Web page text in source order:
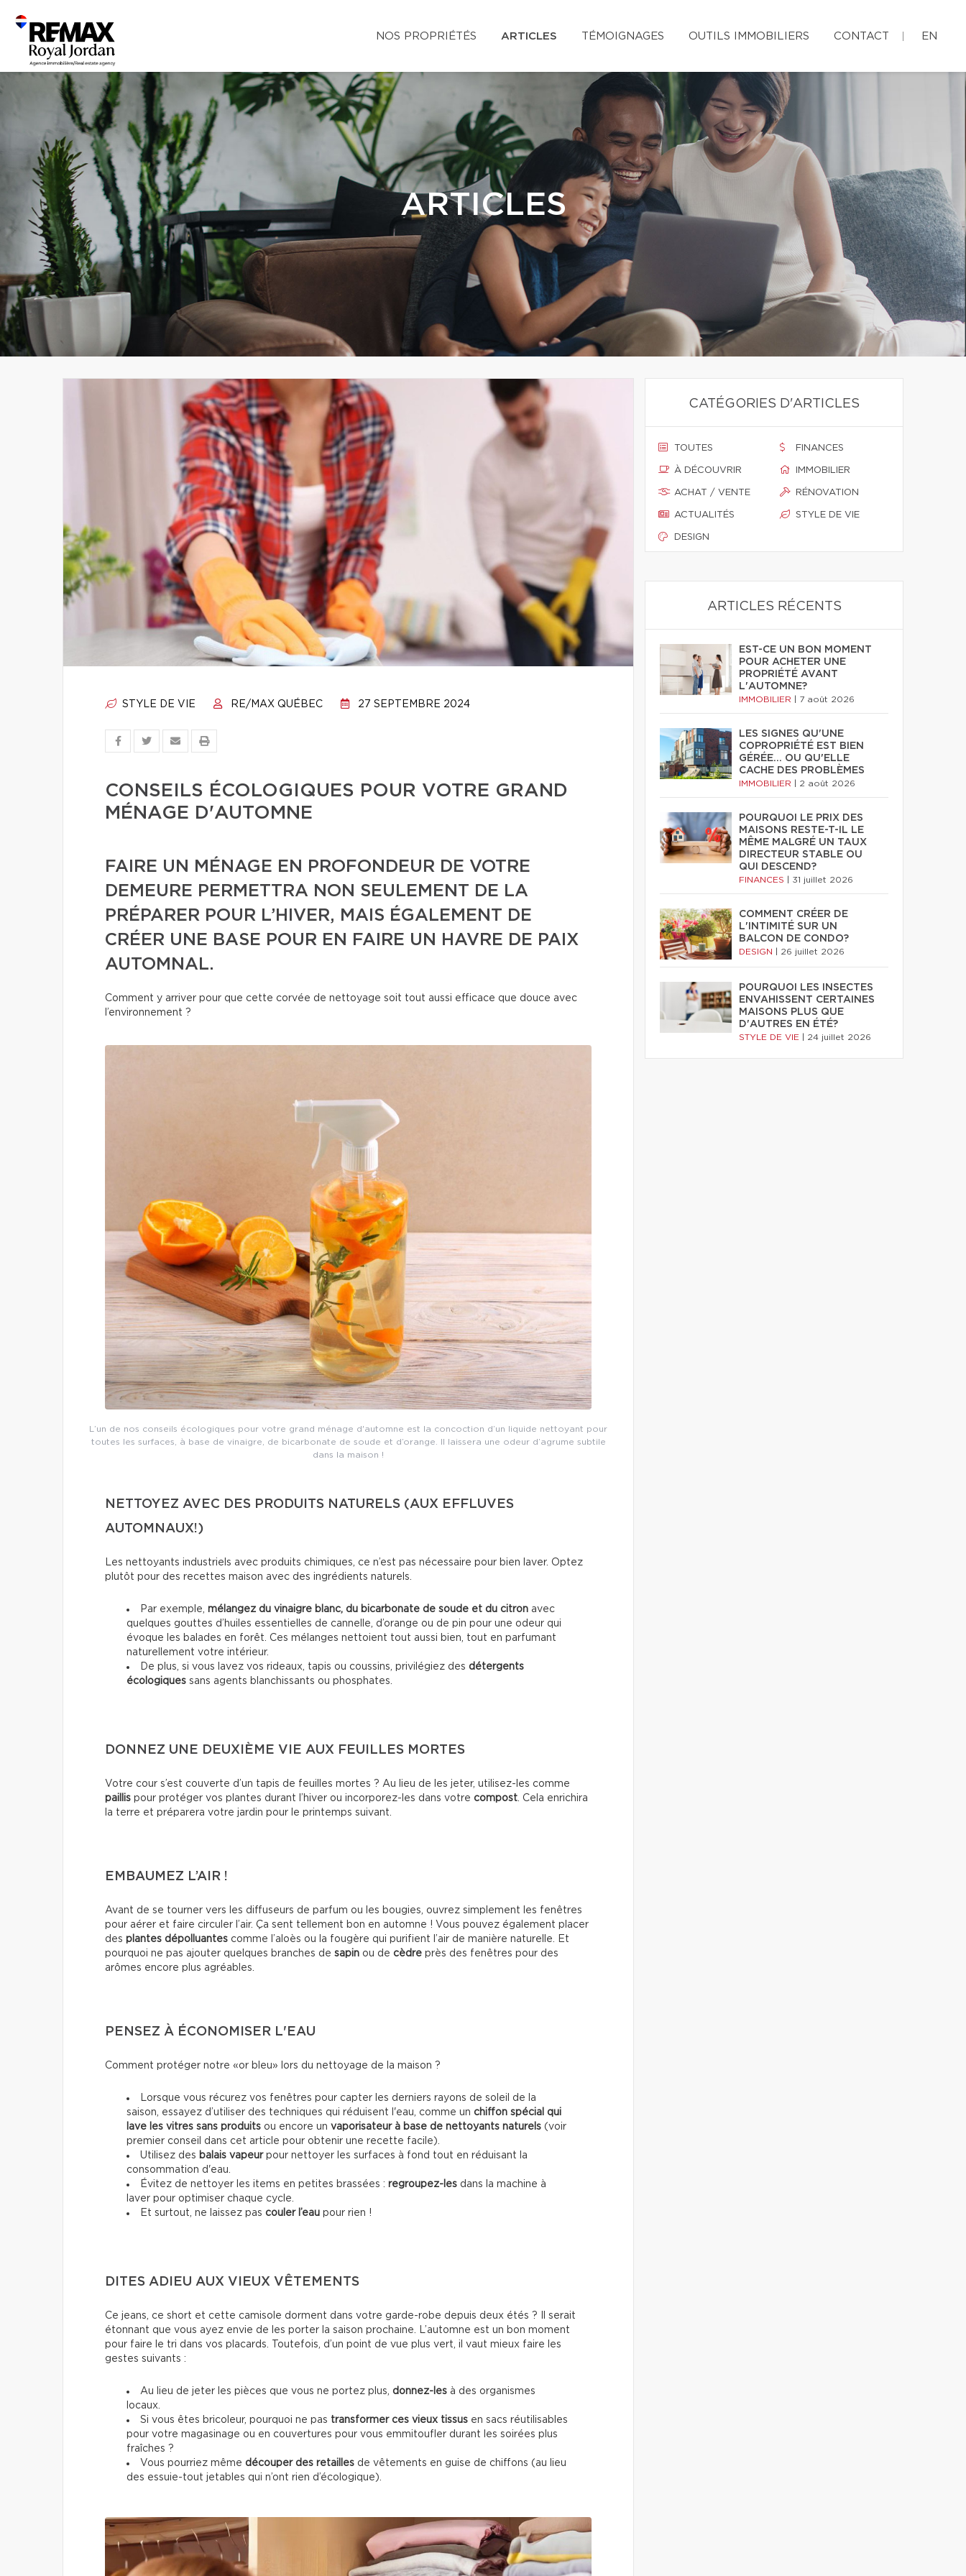
NOS PROPRIÉTÉS ARTICLES TÉMOIGNAGES OUTILS IMMOBILIERS CONTACT EN
ARTICLES
STYLE DE VIE RE/MAX QUÉBEC 27 SEPTEMBRE 2024
CONSEILS ÉCOLOGIQUES POUR VOTRE GRAND
MÉNAGE D'AUTOMNE
FAIRE UN MÉNAGE EN PROFONDEUR DE VOTRE
DEMEURE PERMETTRA NON SEULEMENT DE LA
PRÉPARER POUR L’HIVER, MAIS ÉGALEMENT DE
CRÉER UNE BASE POUR EN FAIRE UN HAVRE DE PAIX
AUTOMNAL.
Comment y arriver pour que cette corvée de nettoyage soit tout aussi efficace que douce avec
l’environnement ?
L’un de nos conseils écologiques pour votre grand ménage d'automne est la concoction d’un liquide nettoyant pour
toutes les surfaces, à base de vinaigre, de bicarbonate de soude et d’orange. Il laissera une odeur d’agrume subtile
dans la maison !
NETTOYEZ AVEC DES PRODUITS NATURELS (AUX EFFLUVES
AUTOMNAUX!)
Les nettoyants industriels avec produits chimiques, ce n’est pas nécessaire pour bien laver. Optez
plutôt pour des recettes maison avec des ingrédients naturels.
Par exemple, mélangez du vinaigre blanc, du bicarbonate de soude et du citron avec
quelques gouttes d’huiles essentielles de cannelle, d’orange ou de pin pour une odeur qui
évoque les balades en forêt. Ces mélanges nettoient tout aussi bien, tout en parfumant
naturellement votre intérieur.
De plus, si vous lavez vos rideaux, tapis ou coussins, privilégiez des détergents
écologiques sans agents blanchissants ou phosphates.
DONNEZ UNE DEUXIÈME VIE AUX FEUILLES MORTES
Votre cour s’est couverte d’un tapis de feuilles mortes ? Au lieu de les jeter, utilisez-les comme
paillis pour protéger vos plantes durant l’hiver ou incorporez-les dans votre compost. Cela enrichira
la terre et préparera votre jardin pour le printemps suivant.
EMBAUMEZ L’AIR !
Avant de se tourner vers les diffuseurs de parfum ou les bougies, ouvrez simplement les fenêtres
pour aérer et faire circuler l’air. Ça sent tellement bon en automne ! Vous pouvez également placer
des plantes dépolluantes comme l’aloès ou la fougère qui purifient l’air de manière naturelle. Et
pourquoi ne pas ajouter quelques branches de sapin ou de cèdre près des fenêtres pour des
arômes encore plus agréables.
PENSEZ À ÉCONOMISER L'EAU
Comment protéger notre «or bleu» lors du nettoyage de la maison ?
Lorsque vous récurez vos fenêtres pour capter les derniers rayons de soleil de la
saison, essayez d’utiliser des techniques qui réduisent l'eau, comme un chiffon spécial qui
lave les vitres sans produits ou encore un vaporisateur à base de nettoyants naturels (voir
premier conseil dans cet article pour obtenir une recette facile).
Utilisez des balais vapeurpour nettoyer les surfaces à fond tout en réduisant la
consommation d'eau.
Évitez de nettoyer les items en petites brassées : regroupez-les dans la machine à
laver pour optimiser chaque cycle.
Et surtout, ne laissez pas couler l’eau pour rien !
DITES ADIEU AUX VIEUX VÊTEMENTS
Ce jeans, ce short et cette camisole dorment dans votre garde-robe depuis deux étés ? Il serait
étonnant que vous ayez envie de les porter la saison prochaine. L’automne est un bon moment
pour faire le tri dans vos placards. Toutefois, d’un point de vue plus vert, il vaut mieux faire les
gestes suivants :
Au lieu de jeter les pièces que vous ne portez plus, donnez-les à des organismes
locaux.
Si vous êtes bricoleur, pourquoi ne pas transformer ces vieux tissus en sacs réutilisables
pour votre magasinage ou en couvertures pour vous emmitoufler durant les soirées plus
fraîches ?
Vous pourriez même découper des retailles de vêtements en guise de chiffons (au lieu
des essuie-tout jetables qui n’ont rien d’écologique).
CATÉGORIES D'ARTICLES
TOUTES
À DÉCOUVRIR
ACHAT / VENTE
ACTUALITÉS
DESIGN
FINANCES
IMMOBILIER
RÉNOVATION
STYLE DE VIE
ARTICLES RÉCENTS
EST-CE UN BON MOMENT
POUR ACHETER UNE
PROPRIÉTÉ AVANT
L'AUTOMNE?
IMMOBILIER 7 août 2026
LES SIGNES QU'UNE
COPROPRIÉTÉ EST BIEN
GÉRÉE… OU QU'ELLE
CACHE DES PROBLÈMES
IMMOBILIER 2 août 2026
POURQUOI LE PRIX DES
MAISONS RESTE-T-IL LE
MÊME MALGRÉ UN TAUX
DIRECTEUR STABLE OU
QUI DESCEND?
FINANCES 31 juillet 2026
COMMENT CRÉER DE
L'INTIMITÉ SUR UN
BALCON DE CONDO?
DESIGN 26 juillet 2026
POURQUOI LES INSECTES
ENVAHISSENT CERTAINES
MAISONS PLUS QUE
D'AUTRES EN ÉTÉ?
STYLE DE VIE 24 juillet 2026